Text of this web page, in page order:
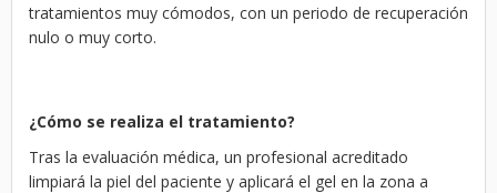
tratamientos muy cómodos, con un periodo de recuperación
nulo o muy corto.
¿Cómo se realiza el tratamiento?
Tras la evaluación médica, un profesional acreditado
limpiará la piel del paciente y aplicará el gel en la zona a